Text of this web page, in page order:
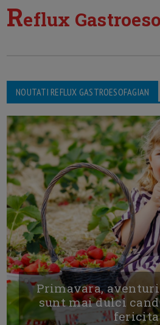
Reflux
NOUTATI REFLUX GASTROESOFAGIAN
Primavara,
sunt mai dulci
fericita